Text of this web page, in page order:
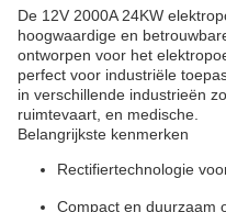
De 12V 2000A 24KW
hoogwaardige en
ontworpen voor het
perfect voor industriële
in verschillende industrieën
ruimtevaart, en medische.
Belangrijkste kenmerken
Rectifiertechnologie
Compact en duurzaam